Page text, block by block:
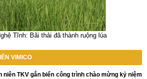
Tĩnh: Bãi thải đã thành ruộng lúa
VIMICO
niên TKV gắn biển công trình chào mừng kỷ niệm